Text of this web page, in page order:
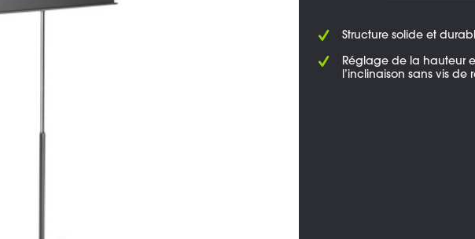
Structure solide et
Réglage de la hauteur
l’inclinaison sans vis de